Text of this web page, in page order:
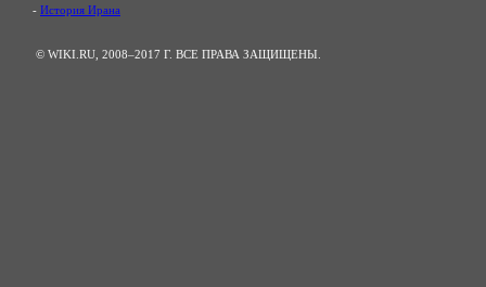
- История Ирана
© WIKI.RU, 2008–2017 Г. ВСЕ ПРАВА ЗАЩИЩЕНЫ.